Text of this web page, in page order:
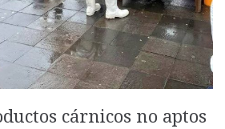
cárnicos no aptos